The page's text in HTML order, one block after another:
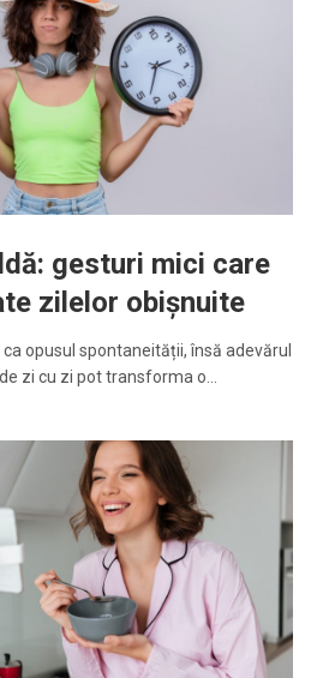
gesturi mici care
zilelor obișnuite
opusul spontaneității, însă adevărul
zi cu zi pot transforma o…